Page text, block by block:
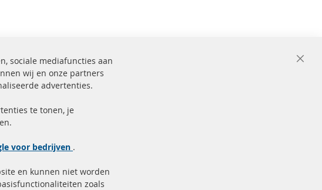
met e-markering
AGB
Close
sociale mediafuncties aan
wij en onze partners
advertenties.
te tonen, je
voor bedrijven .
en kunnen niet worden
zoals